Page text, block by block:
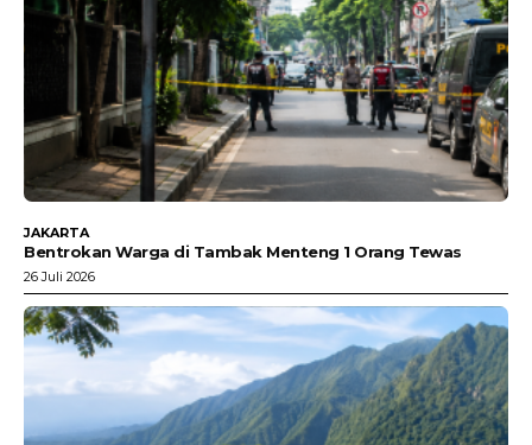
JAKARTA
Bentrokan Warga di Tambak Menteng 1 Orang Tewas
26 Juli 2026